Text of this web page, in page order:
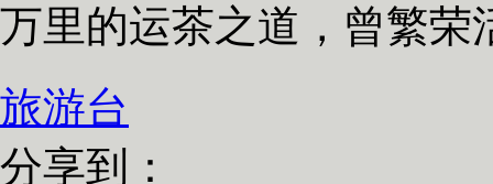
万里的运茶之道，曾繁荣
旅游台
分享到：